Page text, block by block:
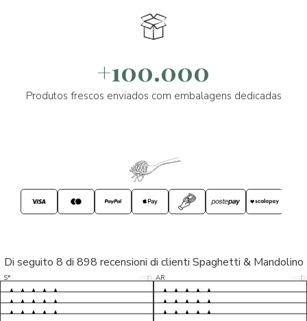
+100.000
Produtos frescos enviados com embalagens dedicadas
Di seguito 8 di 898 recensioni di clienti Spaghetti & Mandolino
S* 5/5
Tutto ok. Consegna celere , pacco
LP 5/5
M* 5/5
MC 5/5
AR 5/5
esperienza sicuramente positiva,
D* 5/5
S* 5/5